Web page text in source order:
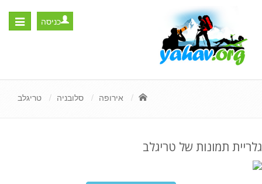
Toggle
כניסה
אירופה סלובניה טריגלב
גלריית תמונות של טריגלב